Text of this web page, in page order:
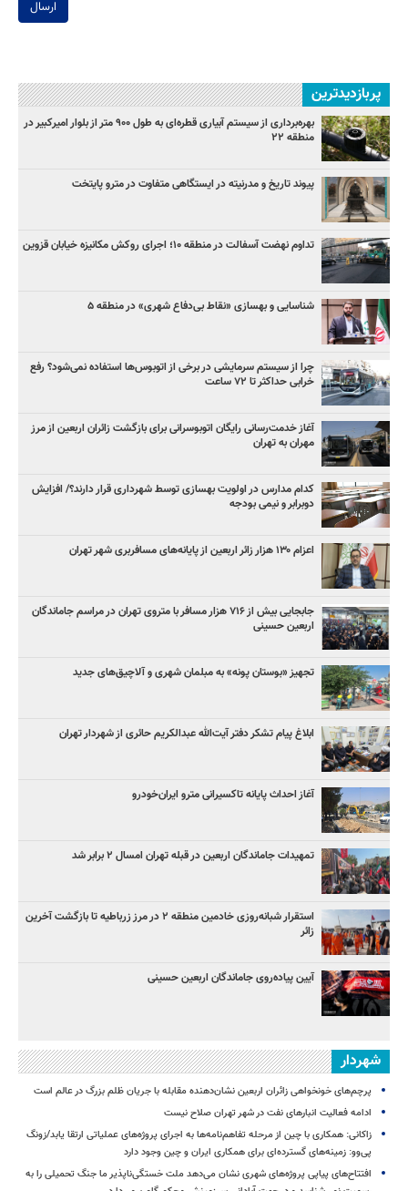
ارسال
پربازدیدترین
بهره‌برداری از سیستم آبیاری قطره‌ای به طول ۹۰۰ متر از بلوار امیرکبیر در
منطقه ۲۲
پیوند تاریخ و مدرنیته در ایستگاهی متفاوت در مترو پایتخت
تداوم نهضت آسفالت در منطقه ۱۰؛ اجرای روکش مکانیزه خیابان قزوین
شناسایی و بهسازی «نقاط بی‌دفاع شهری» در منطقه ۵
چرا از سیستم سرمایشی در برخی از اتوبوس‌ها استفاده نمی‌شود؟ رفع
خرابی حداکثر تا ۷۲ ساعت
آغاز خدمت‌رسانی رایگان اتوبوسرانی برای بازگشت زائران اربعین از مرز
مهران به تهران
کدام مدارس در اولویت بهسازی توسط شهرداری قرار دارند؟/ افزایش
دوبرابر و نیمی بودجه
اعزام ۱۳۰ هزار زائر اربعین از پایانه‌های مسافربری شهر تهران
جابجایی بیش از ۷۱۶ هزار مسافر با متروی تهران در مراسم جاماندگان
اربعین حسینی
تجهیز «بوستان پونه» به مبلمان شهری و آلاچیق‌های جدید
ابلاغ پیام تشکر دفتر آیت‌الله عبدالکریم حائری از شهردار تهران
آغاز احداث پایانه تاکسیرانی مترو ایران‌خودرو
تمهیدات جاماندگان اربعین در قبله تهران امسال ۲ برابر شد
استقرار شبانه‌روزی خادمین منطقه ۲ در مرز زرباطیه تا بازگشت آخرین
زائر
آیین پیاده‌روی جاماندگان اربعین حسینی
شهردار
پرچم‌های خونخواهی زائران اربعین نشان‌دهنده مقابله با جریان ظلم بزرگ در عالم است
ادامه فعالیت انبارهای نفت در شهر تهران صلاح نیست
زاکانی: همکاری با چین از مرحله تفاهم‌نامه‌ها به اجرای پروژه‌های عملیاتی ارتقا یابد/زونگ
پی‌وو: زمینه‌های گسترده‌ای برای همکاری ایران و چین وجود دارد
افتتاح‌های پیاپی پروژه‌های شهری نشان می‌دهد ملت خستگی‌ناپذیر ما جنگ تحمیلی را به